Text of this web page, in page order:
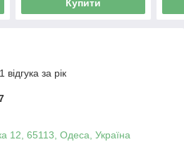
Купити
за рік
12, 65113, Одеса, Україна